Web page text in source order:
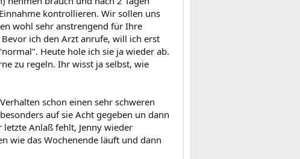
kontrollieren. Wir sollen uns
wohl sehr anstrengend für Ihre
ich den Arzt anrufe, will ich erst
Heute hole ich sie ja wieder ab.
zu regeln. Ihr wisst ja selbst, wie
schon einen sehr schweren
auf sie Acht gegeben un dann
Anlaß fehlt, Jenny wieder
wie das Wochenende läuft und dann